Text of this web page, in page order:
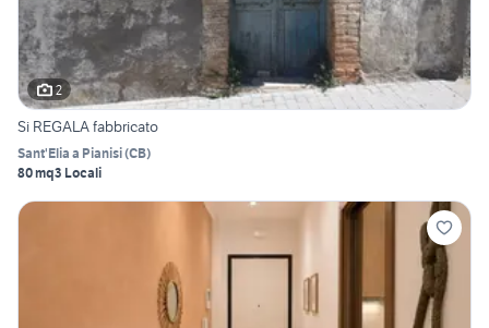
2
Si REGALA fabbricato
Sant'Elia a Pianisi(CB)
80 mq3 Locali